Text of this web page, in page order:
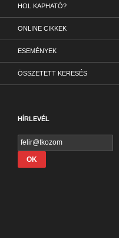
HOL KAPHATÓ?
ONLINE CIKKEK
ESEMÉNYEK
ÖSSZETETT KERESÉS
HÍRLEVÉL